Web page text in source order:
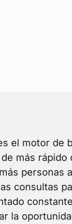
el motor de
más
personas
consultas
la